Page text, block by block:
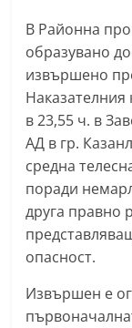
р
а
З
а
г
о
р
а
–
a
z
В Районна
образувано
извършено
Наказателния
в 23,55 ч. в
АД в гр.
средна
поради
друга правно
опасност.
Извършен е